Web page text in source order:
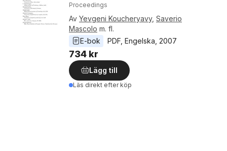
Proceedings
Av Yevgeni Koucheryavy, Saverio
Mascolo m. fl.
E-bok
PDF Engelska 2007
734 kr
Lägg till
Läs direkt efter köp